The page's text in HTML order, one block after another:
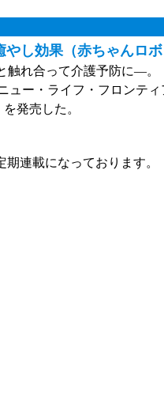
やし効果（赤ちゃんロ
触れ合って介護予防に—。
ュー・ライフ・フロンテ
を発売した。
連載になっております。